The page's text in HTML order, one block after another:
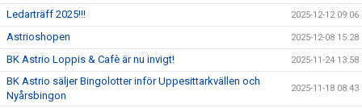
Ledarträff 2025!!! 2025-12-12 09:06
Astrioshopen 2025-12-08 15:28
BK Astrio Loppis & Cafè är nu invigt! 2025-11-24 13:58
BK Astrio säljer Bingolotter inför Uppesittarkvällen och
Nyårsbingon
2025-11-18 08:43